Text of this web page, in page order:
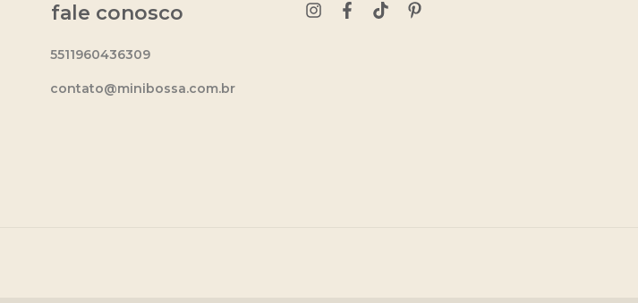
fale conosco
5511960436309
contato@minibossa.com.br